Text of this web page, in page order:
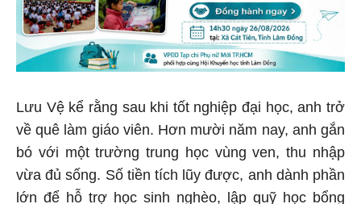
Lưu Vệ kể rằng sau khi tốt nghiệp đại học, anh trở
về quê làm giáo viên. Hơn mười năm nay, anh gắn
bó với một trường trung học vùng ven, thu nhập
vừa đủ sống. Số tiền tích lũy được, anh dành phần
lớn để hỗ trợ học sinh nghèo, lập quỹ học bổng